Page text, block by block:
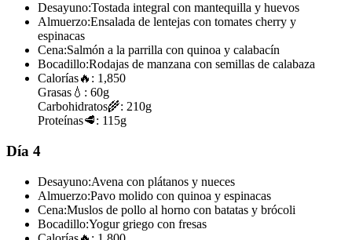
Desayuno:Tostada integral con mantequilla y huevos
Almuerzo:Ensalada de lentejas con tomates cherry y
espinacas
Cena:Salmón a la parrilla con quinoa y calabacín
Bocadillo:Rodajas de manzana con semillas de calabaza
Calorías🔥: 1,850
Grasas 💧: 60g
Carbohidratos🌾: 210g
Proteínas🥩: 115g
Día 4
Desayuno:Avena con plátanos y nueces
Almuerzo:Pavo molido con quinoa y espinacas
Cena:Muslos de pollo al horno con batatas y brócoli
Bocadillo:Yogur griego con fresas